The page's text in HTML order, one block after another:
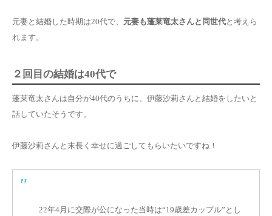
元妻と結婚した時期は20代で、 元妻も蓬莱竜太さんと同世代と考えら
れます。
２回目の結婚は40代で
蓬莱竜太さんは自分が40代のうちに、伊藤沙莉さんと結婚をしたいと
話していたそうです。
伊藤沙莉さんと末長く幸せに過ごしてもらいたいですね！
22年4月に交際が公になった当時は“19歳差カップル”とし